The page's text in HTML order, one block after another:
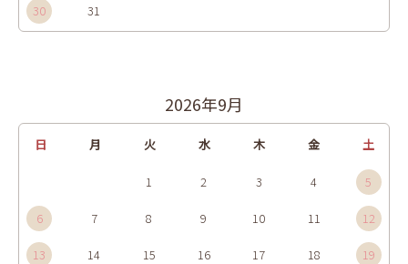
30 31
2026年9月
日 月 火 水 木 金 土
1 2 3 4 5
6 7 8 9 10 11 12
13 14 15 16 17 18 19